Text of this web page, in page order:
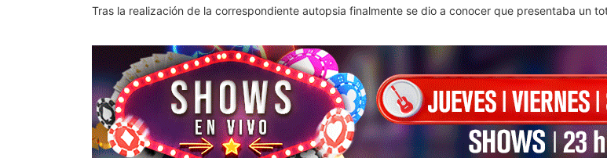
Tras la realización de la correspondiente autopsia finalmente se dio a conocer que presentaba un